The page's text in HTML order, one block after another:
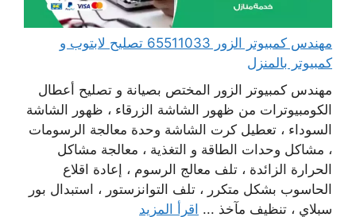
مهندس كمبيوتر الزور 65511033 تصليح لابتوب و
كمبيوتر بالمنزل
مهندس كمبيوتر الزور المختص بصيانة و تصليح أعطال
الكومبيوترات من ظهور الشاشة الزرقاء ، ظهور الشاشة
السوداء ، تعطيل كرت الشاشة وحدة معالجة الرسومات
، مشاكل وحدات الطاقة و التغذية ، معالجة مشاكل
الحرارة الزائدة ، تلف معالج الرسوم ، إعادة اقلاع
الحاسوب بشكل متكرر ، تلف التوانزستور ، استبدال بور
سبلاي ، تنظيف مآخذ ... اقرأ المزيد